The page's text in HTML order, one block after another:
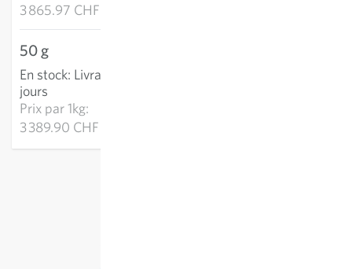
3 865.97 CHF
50 g
En stock: Livraison 2-4
jours
Prix par1kg:
3 389.90 CHF